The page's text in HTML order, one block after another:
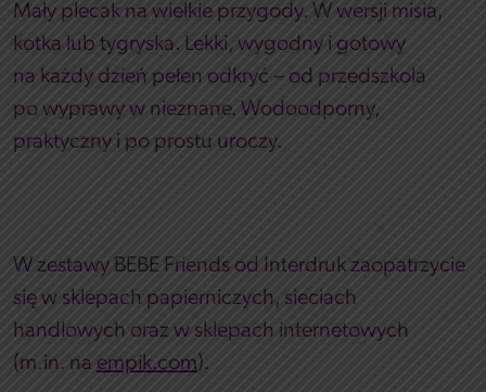
Mały plecak na wielkie przygody. W wersji misia,
kotka lub tygryska. Lekki, wygodny i gotowy
na każdy dzień pełen odkryć – od przedszkola
po wyprawy w nieznane. Wodoodporny,
praktyczny i po prostu uroczy.
W zestawy BEBE Friends od Interdruk zaopatrzycie
się w sklepach papierniczych, sieciach
handlowych oraz w sklepach internetowych
(m.in. na empik.com).